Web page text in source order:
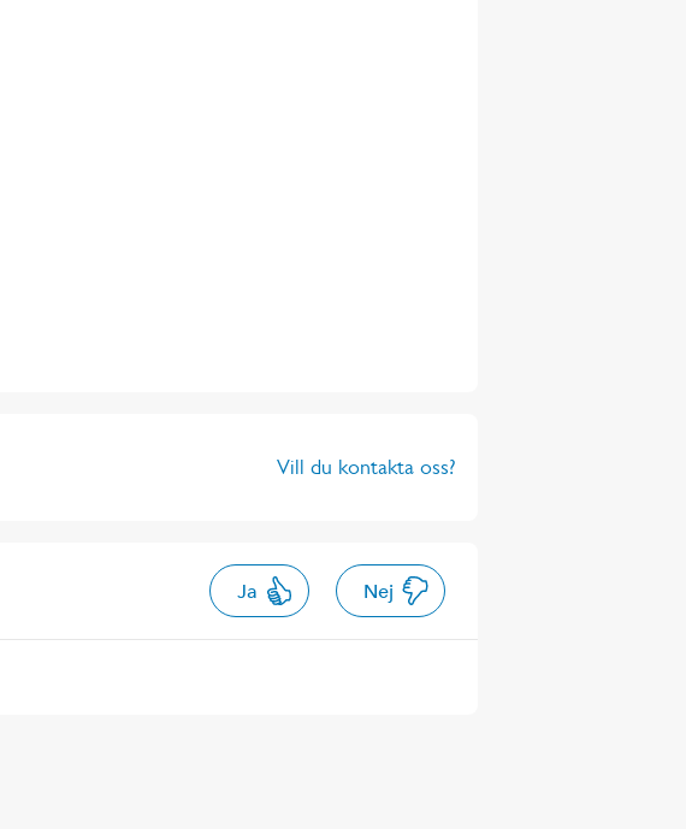
Vill du kontakta oss?
Ja Nej